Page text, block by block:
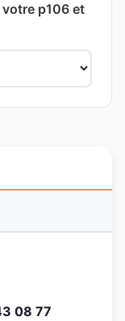
p106 et
08 77